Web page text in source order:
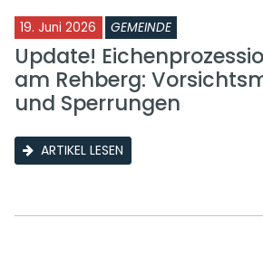
19. Juni 2026 GEMEINDE
Update!
am Rehberg:
und Sperrungen
ARTIKEL LESEN